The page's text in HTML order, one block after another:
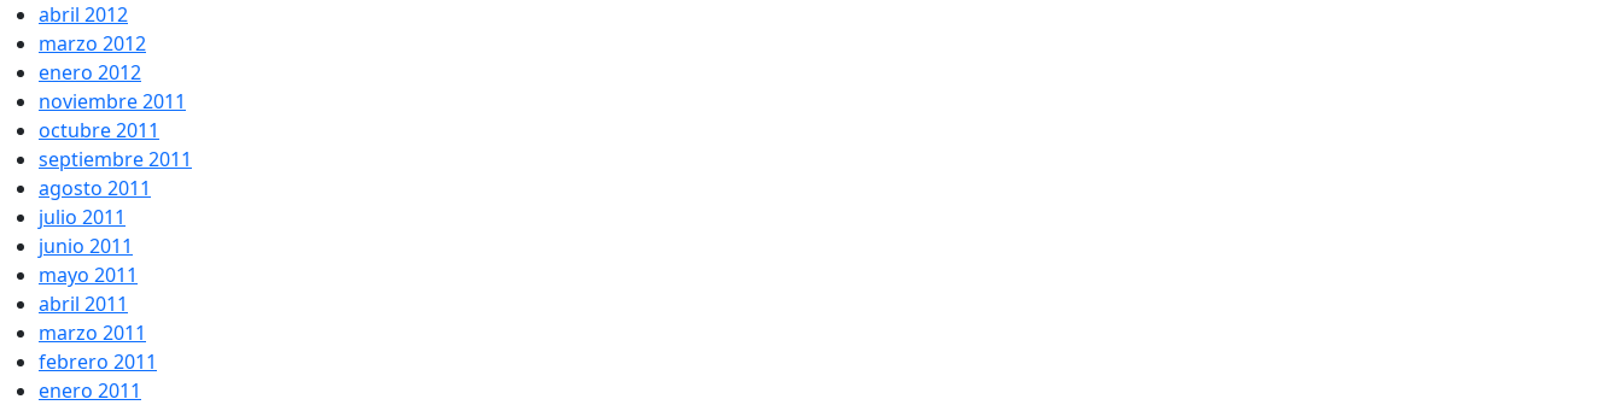
abril 2012
marzo 2012
enero 2012
noviembre 2011
octubre 2011
septiembre 2011
agosto 2011
julio 2011
junio 2011
mayo 2011
abril 2011
marzo 2011
febrero 2011
enero 2011